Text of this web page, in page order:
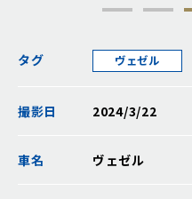
タグ ヴェゼル
撮影日 2024/3/22
車名 ヴェゼル